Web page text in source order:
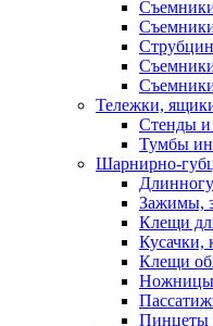
Тележки,
Cтенды
Тумбы
Шарнирно-
Зажимы,
Клещи
Кусачки,
Клещи
Пинцеты